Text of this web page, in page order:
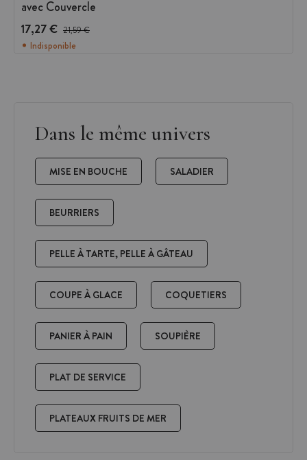
avec Couvercle
17,27 € Prix avant réduction :
21,59 €
Indisponible
Dans le même univers
MISE EN BOUCHE SALADIER
BEURRIERS
PELLE À TARTE, PELLE À GÂTEAU
COUPE À GLACE COQUETIERS
PANIER À PAIN SOUPIÈRE
PLAT DE SERVICE
PLATEAUX FRUITS DE MER